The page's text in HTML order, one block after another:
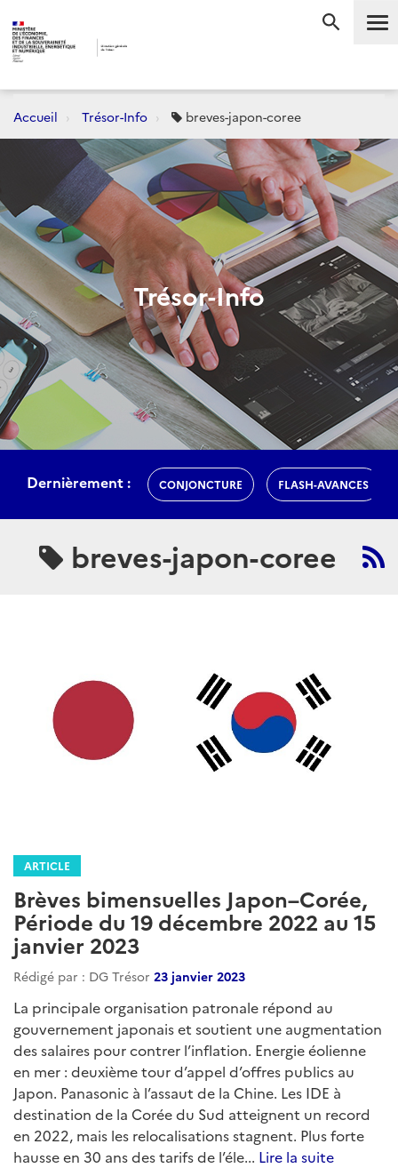
Accueil Trésor-Info breves-japon-coree
Trésor-Info
Dernièrement : CONJONCTURE FLASH-AVANCES
breves-japon-coree
ARTICLE
Brèves bimensuelles Japon–Corée,
Période du 19 décembre 2022 au 15
janvier 2023
Rédigé par : DG Trésor 23 janvier 2023
La principale organisation patronale répond au
gouvernement japonais et soutient une augmentation
des salaires pour contrer l’inflation. Energie éolienne
en mer : deuxième tour d’appel d’offres publics au
Japon. Panasonic à l’assaut de la Chine. Les IDE à
destination de la Corée du Sud atteignent un record
en 2022, mais les relocalisations stagnent. Plus forte
hausse en 30 ans des tarifs de l’éle... Lire la suite